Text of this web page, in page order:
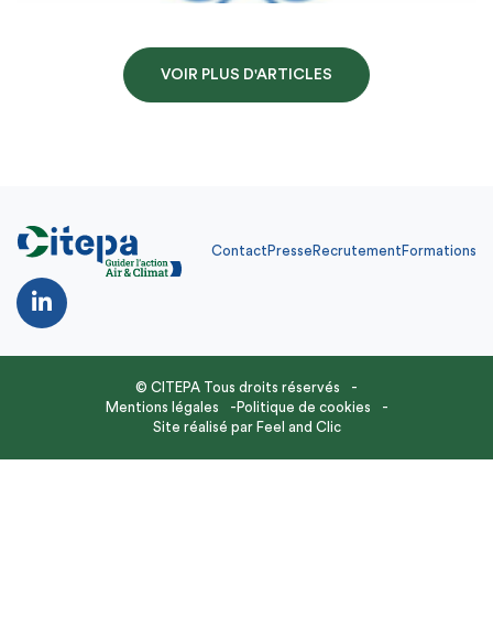
VOIR PLUS D'ARTICLES
Contact Presse Recrutement Formations
© CITEPA Tous droits réservés
Mentions légales
Politique de cookies
Site réalisé par Feel and Clic